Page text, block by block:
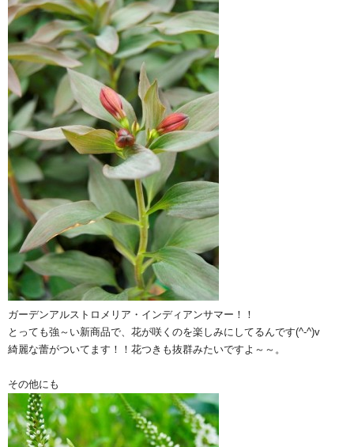
ガーデンアルストロメリア・インディアンサマー！！
とっても強～い新商品で、花が咲くのを楽しみにしてるんです(^-^)v
綺麗な蕾がついてます！！花つきも抜群みたいですよ～～。
その他にも